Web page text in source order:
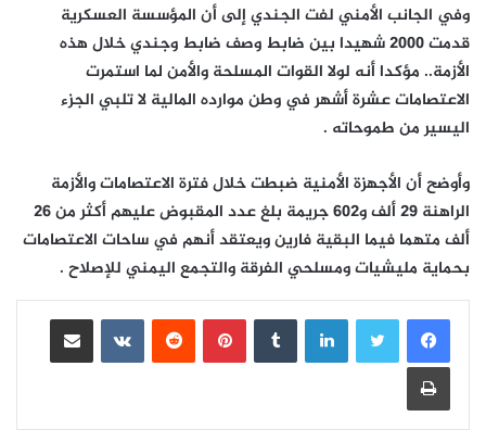
وفي الجانب الأمني لفت الجندي إلى أن المؤسسة العسكرية
قدمت 2000 شهيدا بين ضابط وصف ضابط وجندي خلال هذه
الأزمة.. مؤكدا أنه لولا القوات المسلحة والأمن لما استمرت
الاعتصامات عشرة أشهر في وطن موارده المالية لا تلبي الجزء
اليسير من طموحاته .
وأوضح أن الأجهزة الأمنية ضبطت خلال فترة الاعتصامات والأزمة
الراهنة 29 ألف و602 جريمة بلغ عدد المقبوض عليهم أكثر من 26
ألف متهما فيما البقية فارين ويعتقد أنهم في ساحات الاعتصامات
بحماية مليشيات ومسلحي الفرقة والتجمع اليمني للإصلاح .
لينكدإن بينتيريست
مشاركة عبر البريد
طباعة